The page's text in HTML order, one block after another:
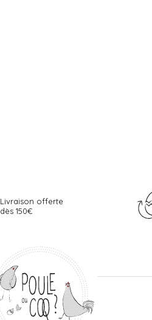
Livraison offerte
dès 150€